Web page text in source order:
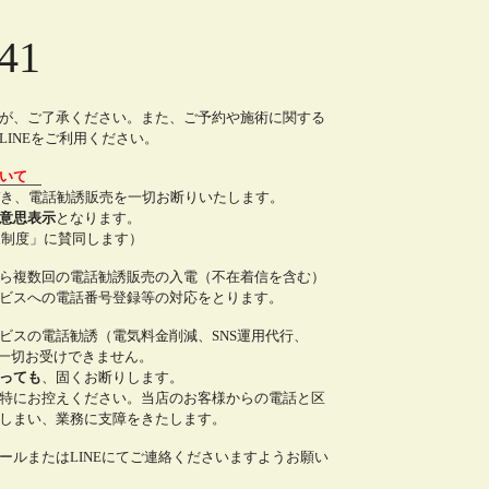
、ご了承ください。また、ご予約や施術に関する
をご利用ください。
いて
、電話勧誘販売を一切お断りいたします。
思表示となります。
度」に賛同します）
数回の電話勧誘販売の入電（不在着信を含む）
スへの電話番号登録等の対応をとります。
スの電話勧誘（電気料金削減、SNS運用代行、
切お受けできません。
ても 、固くお断りします。
にお控えください。当店のお客様からの電話と区
まい、業務に支障をきたします。
ルまたはLINEにてご連絡くださいますようお願い